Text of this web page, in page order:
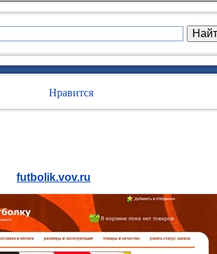
Нравится
futbolik.vov.ru